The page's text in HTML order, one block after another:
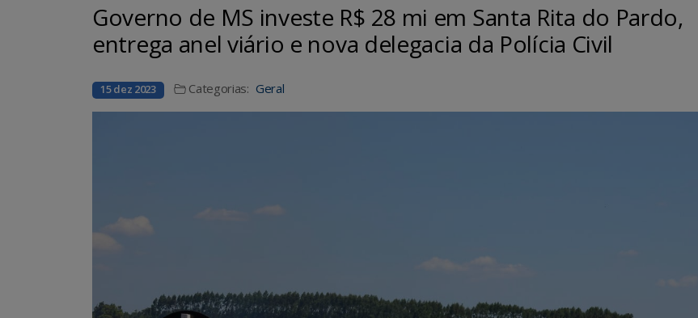
Governo de MS investe R$ 28 mi em Santa Rita do Pardo,
entrega anel viário e nova delegacia da Polícia Civil
15 dez 2023 Categorias: Geral